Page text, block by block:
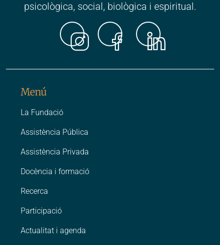
psicològica, social, biològica i espiritual.
Menú
La Fundació
Assistència Pública
Assistència Privada
Docència i formació
Recerca
Participació
Actualitat i agenda